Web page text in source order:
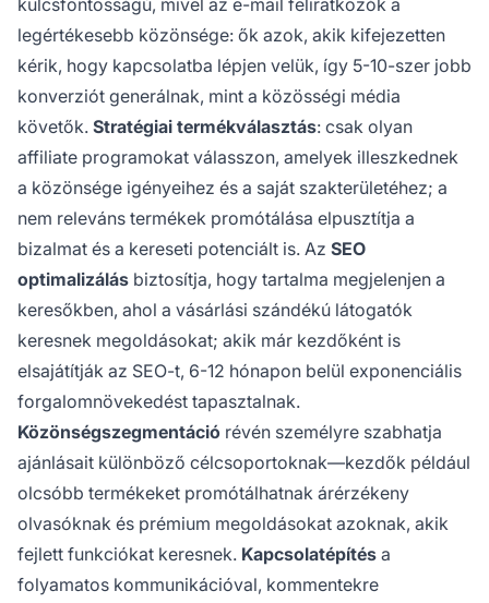
kulcsfontosságú, mivel az e-mail feliratkozók a
legértékesebb közönsége: ők azok, akik kifejezetten
kérik, hogy kapcsolatba lépjen velük, így 5-10-szer jobb
konverziót generálnak, mint a közösségi média
követők. Stratégiai termékválasztás: csak olyan
affiliate programokat válasszon, amelyek illeszkednek
a közönsége igényeihez és a saját szakterületéhez; a
nem releváns termékek promótálása elpusztítja a
bizalmat és a kereseti potenciált is. Az SEO
optimalizálás biztosítja, hogy tartalma megjelenjen a
keresőkben, ahol a vásárlási szándékú látogatók
keresnek megoldásokat; akik már kezdőként is
elsajátítják az SEO-t, 6-12 hónapon belül exponenciális
forgalomnövekedést tapasztalnak.
Közönségszegmentáció révén személyre szabhatja
ajánlásait különböző célcsoportoknak—kezdők például
olcsóbb termékeket promótálhatnak árérzékeny
olvasóknak és prémium megoldásokat azoknak, akik
fejlett funkciókat keresnek. Kapcsolatépítés a
folyamatos kommunikációval, kommentekre